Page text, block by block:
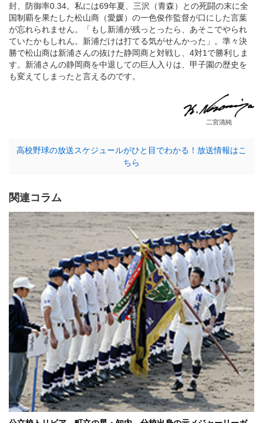
封、防御率0.34。私には69年夏、三沢（青森）との死闘の末に全
国制覇を果たした松山商（愛媛）の一色俊作監督が口にした言葉
が忘れられません。「もし新浦が残っとったら、あそこでやられ
ていたかもしれん。新浦だけは打てる気がせんかった」。準々決
勝で松山商は新浦さんの抜けた静岡商と対戦し、4対1で勝利しま
す。新浦さんの静岡商を中退しての巨人入りは、甲子園の歴史を
も変えてしまったと言えるのです。
二宮清純
高校野球の放送スケジュールがひと目でわかる！放送情報はこ
ちら
関連コラム